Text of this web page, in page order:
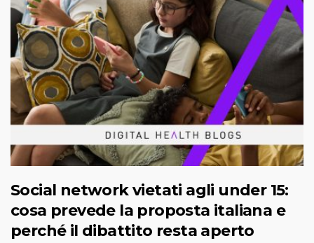
Social network vietati agli under 15:
cosa prevede la proposta italiana e
perché il dibattito resta aperto